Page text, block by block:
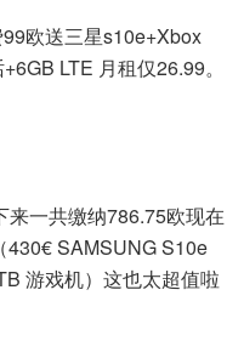
欧送三星s10e+Xbox
LTE 月租仅26.99。
来一共缴纳786.75欧现在
430€ SAMSUNG S10e
游戏机）这也太超值啦